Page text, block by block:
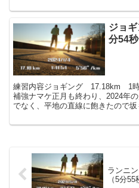
ジョ
分54
練習内容ジョギング 17.18km 1時
補強ナマケ正月も終わり、2024年
でなく、平地の直線に飽きたので
ランニ
（5分55